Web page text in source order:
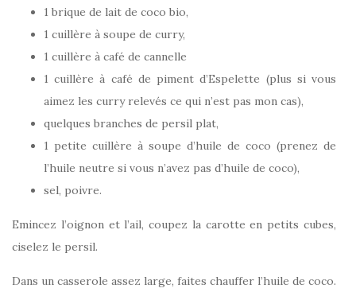
1 brique de lait de coco bio,
1 cuillère à soupe de curry,
1 cuillère à café de cannelle
1 cuillère à café de piment d’Espelette (plus si vous
aimez les curry relevés ce qui n’est pas mon cas),
quelques branches de persil plat,
1 petite cuillère à soupe d’huile de coco (prenez de
l’huile neutre si vous n’avez pas d’huile de coco),
sel, poivre.
Emincez l’oignon et l’ail, coupez la carotte en petits cubes,
ciselez le persil.
Dans un casserole assez large, faites chauffer l’huile de coco.